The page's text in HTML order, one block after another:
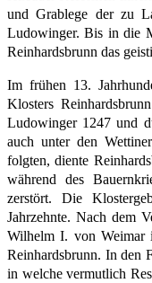
und Grablege der zu
Ludowinger. Bis in die
Reinhardsbrunn das
Im frühen 13.
Klosters
Ludowinger 1247 und
auch unter den
folgten, diente
während des
zerstört. Die
Jahrzehnte. Nach dem
Wilhelm I. von Weimar
Reinhardsbrunn. In den
in welche vermutlich